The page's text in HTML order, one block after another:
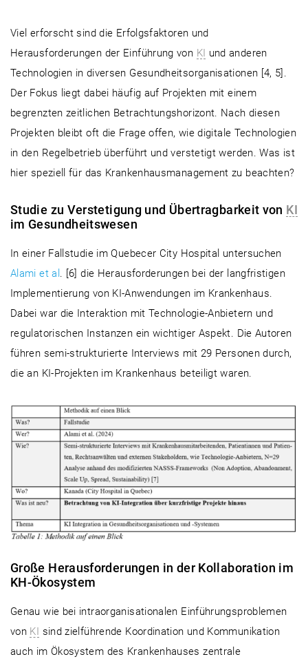
Viel erforscht sind die Erfolgsfaktoren und
Herausforderungen der Einführung von KI und anderen
Technologien in diversen Gesundheitsorganisationen [4, 5].
Der Fokus liegt dabei häufig auf Projekten mit einem
begrenzten zeitlichen Betrachtungshorizont. Nach diesen
Projekten bleibt oft die Frage offen, wie digitale Technologien
in den Regelbetrieb überführt und verstetigt werden. Was ist
hier speziell für das Krankenhausmanagement zu beachten?
Studie zu Verstetigung und Übertragbarkeit von KI
im Gesundheitswesen
In einer Fallstudie im Quebecer City Hospital untersuchen
Alami et al . [6] die Herausforderungen bei der langfristigen
Implementierung von KI-Anwendungen im Krankenhaus.
Dabei war die Interaktion mit Technologie-Anbietern und
regulatorischen Instanzen ein wichtiger Aspekt. Die Autoren
führen semi-strukturierte Interviews mit 29 Personen durch,
die an KI-Projekten im Krankenhaus beteiligt waren.
Große Herausforderungen in der Kollaboration im
KH-Ökosystem
Genau wie bei intraorganisationalen Einführungsproblemen
von KI
sind zielführende Koordination und Kommunikation
auch im Ökosystem des Krankenhauses zentrale